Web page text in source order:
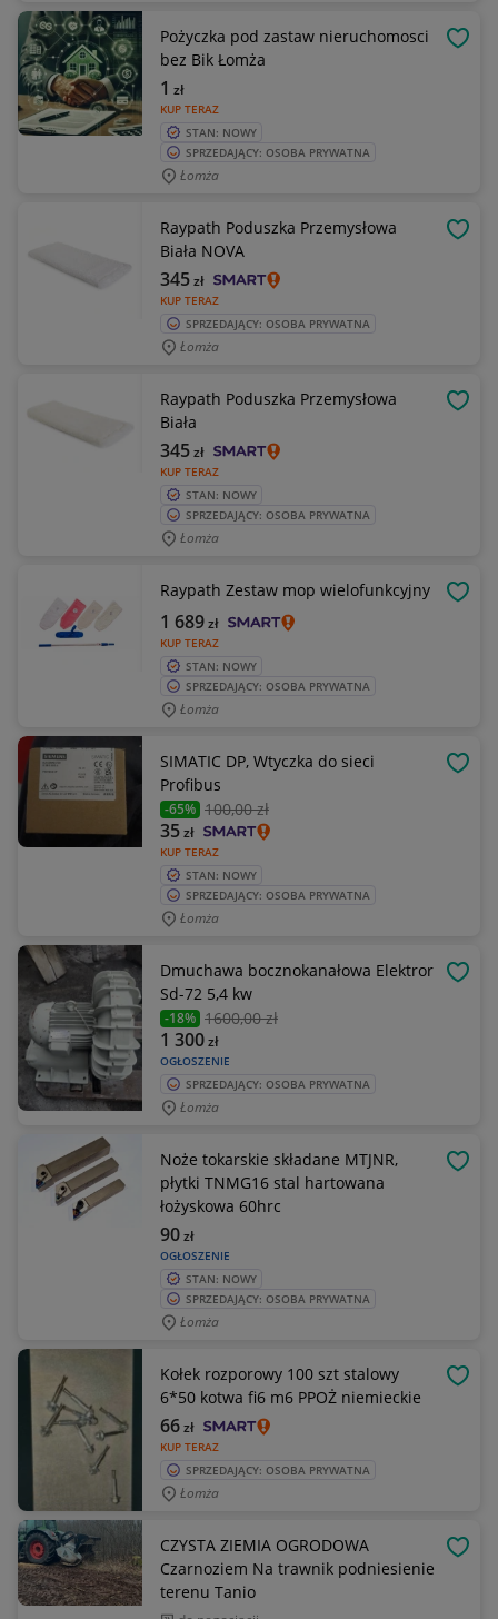
Pożyczka pod zastaw nieruchomosci
bez Bik Łomża
KUP TERAZ
1 zł
STAN: NOWY
SPRZEDAJĄCY: OSOBA PRYWATNA
Łomża
Raypath Poduszka Przemysłowa
Biała NOVA
KUP TERAZ
345zł
SPRZEDAJĄCY: OSOBA PRYWATNA
Łomża
Raypath Poduszka Przemysłowa
Biała
KUP TERAZ
345zł
STAN: NOWY
SPRZEDAJĄCY: OSOBA PRYWATNA
Łomża
Raypath Zestaw mop wielofunkcyjny
KUP TERAZ
1 689zł
STAN: NOWY
SPRZEDAJĄCY: OSOBA PRYWATNA
Łomża
SIMATIC DP, Wtyczka do sieci
Profibus
-65% 100,00 zł
KUP TERAZ
35zł
STAN: NOWY
SPRZEDAJĄCY: OSOBA PRYWATNA
Łomża
Dmuchawa bocznokanałowa Elektror
Sd-72 5,4 kw
-18% 1600,00 zł
OGŁOSZENIE
1 300zł
SPRZEDAJĄCY: OSOBA PRYWATNA
Łomża
Noże tokarskie składane MTJNR,
płytki TNMG16 stal hartowana
łożyskowa 60hrc
OGŁOSZENIE
90zł
STAN: NOWY
SPRZEDAJĄCY: OSOBA PRYWATNA
Łomża
Kołek rozporowy 100 szt stalowy
6*50 kotwa fi6 m6 PPOŻ niemieckie
KUP TERAZ
66zł
SPRZEDAJĄCY: OSOBA PRYWATNA
Łomża
CZYSTA ZIEMIA OGRODOWA
Czarnoziem Na trawnik podniesienie
terenu Tanio